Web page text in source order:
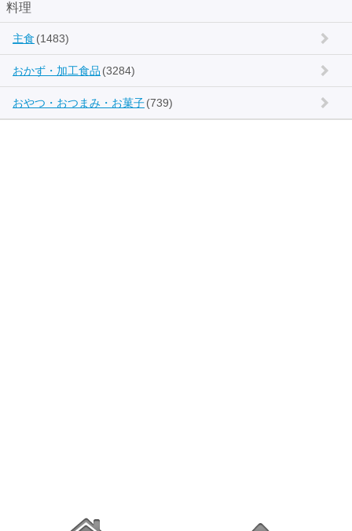
料理
主食 (1483)
おかず・加工食品 (3284)
おやつ・おつまみ・お菓子(739)